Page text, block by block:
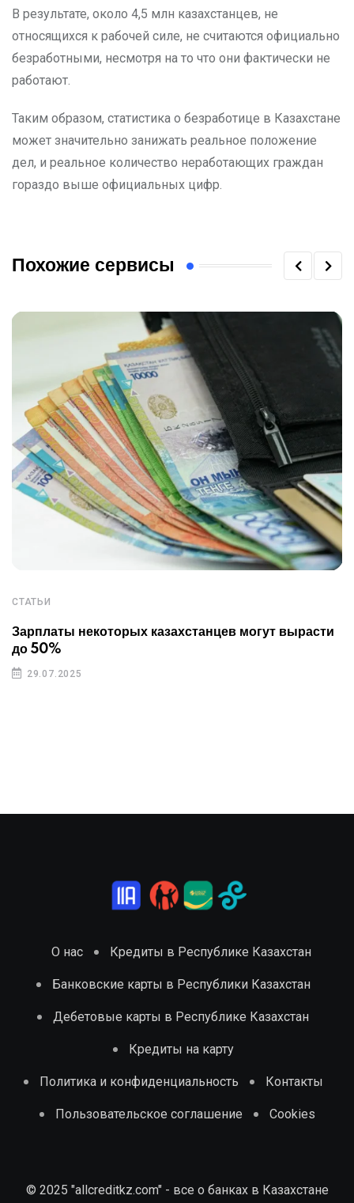
В результате, около 4,5 млн казахстанцев, не
относящихся к рабочей силе, не считаются официально
безработными, несмотря на то что они фактически не
работают.
Таким образом, статистика о безработице в Казахстане
может значительно занижать реальное положение
дел, и реальное количество неработающих граждан
гораздо выше официальных цифр.
Похожие сервисы
СТАТЬИ
Зарплаты некоторых казахстанцев могут вырасти
до 50%
29.07.2025
О нас Кредиты в Республике Казахстан
Банковские карты в Республики Казахстан
Дебетовые карты в Республике Казахстан
Кредиты на карту
Политика и конфиденциальность Контакты
Пользовательское соглашение Cookies
© 2025 "allcreditkz.com" - все о банках в Казахстане